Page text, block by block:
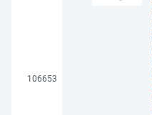
106653